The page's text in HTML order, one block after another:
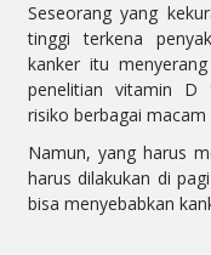
Seseorang yang
tinggi terkena
kanker itu
penelitian vitamin D
risiko berbagai macam
Namun, yang harus
harus dilakukan di
bisa menyebabkan